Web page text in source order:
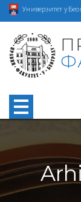
Универзитет у